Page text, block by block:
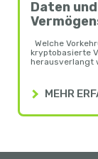
Daten
Welche
kryptobasierte
herausverlangt
MEHR